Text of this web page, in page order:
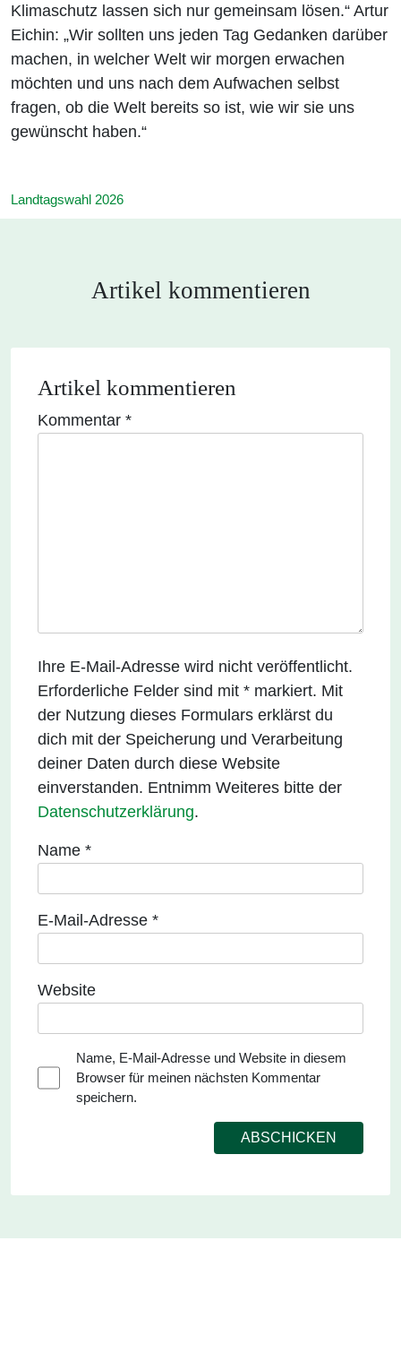
Klimaschutz lassen sich nur gemeinsam lösen.“ Artur
Eichin: „Wir sollten uns jeden Tag Gedanken darüber
machen, in welcher Welt wir morgen erwachen
möchten und uns nach dem Aufwachen selbst
fragen, ob die Welt bereits so ist, wie wir sie uns
gewünscht haben.“
Landtagswahl 2026
Artikel kommentieren
Artikel kommentieren
Kommentar *
Ihre E-Mail-Adresse wird nicht veröffentlicht.
Erforderliche Felder sind mit * markiert. Mit
der Nutzung dieses Formulars erklärst du
dich mit der Speicherung und Verarbeitung
deiner Daten durch diese Website
einverstanden. Entnimm Weiteres bitte der
Datenschutzerklärung.
Name *
E-Mail-Adresse *
Website
Name, E-Mail-Adresse und Website in diesem
Browser für meinen nächsten Kommentar
speichern.